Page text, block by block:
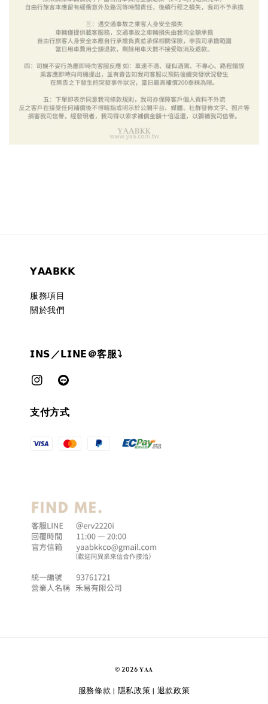
𝗬𝗔𝗔𝗕𝗞𝗞
服務項目
關於我們
𝗜𝗡𝗦／𝗟𝗜𝗡𝗘＠客服⤵︎
支付方式
© 2026 𝐘𝐀𝐀
服務條款 | 隱私政策 | 退款政策